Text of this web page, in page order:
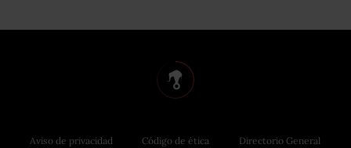
Aviso de privacidad Código de ética Directorio General